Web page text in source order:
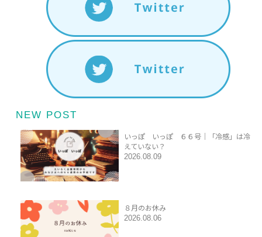
NEW POST
いっぽ いっぽ ６６号｜「冷感」は冷
えていない？
2026.08.09
８月のお休み
2026.08.06